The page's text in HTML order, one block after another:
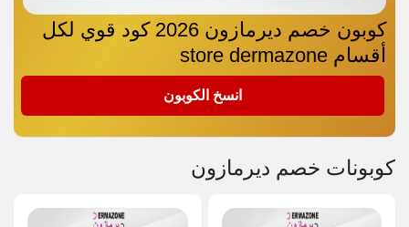
كوبون خصم ديرمازون 2026 كود قوي لكل
أقسام store dermazone
انسخ الكوبون
كوبونات خصم ديرمازون